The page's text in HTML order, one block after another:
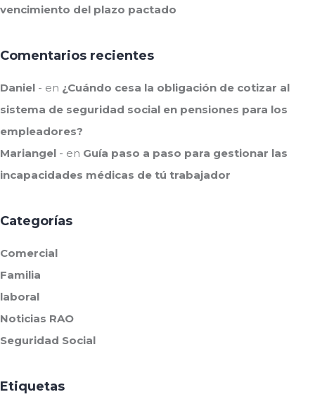
vencimiento del plazo pactado
Comentarios recientes
Daniel en ¿Cuándo cesa la obligación de cotizar al
sistema de seguridad social en pensiones para los
empleadores?
Mariangel
en Guía paso a paso para gestionar las
incapacidades médicas de tú trabajador
Categorías
Comercial
Familia
laboral
Noticias RAO
Seguridad Social
Etiquetas